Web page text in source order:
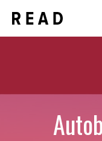
contenuto